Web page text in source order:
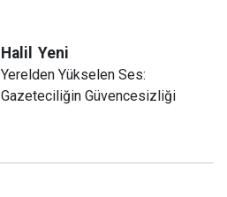
Halil Yeni
Yerelden Yükselen Ses:
Gazeteciliğin Güvencesizliği